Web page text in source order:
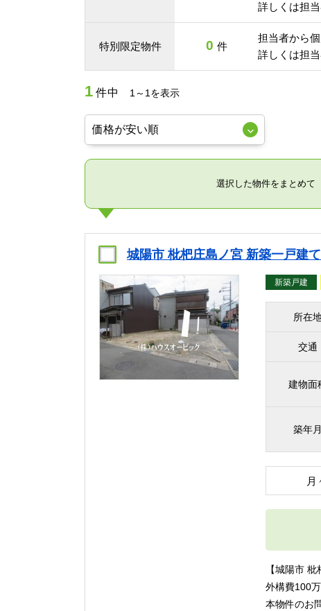
詳しくは担
特別限定物件 0 件
担当者から
詳しくは担
1 件中 1～1を表示
選択した物件をまとめて
城陽市 枇杷庄島ノ宮 新築一戸建
新築戸建
所在
交通
建物面
築年月
月
【城陽市
外構費100
本物件のお